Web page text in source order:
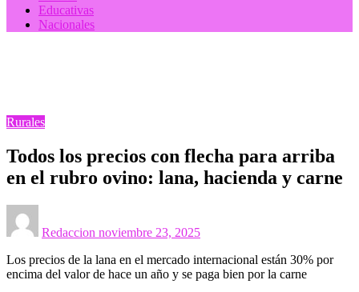
Educativas
Nacionales
Rurales
Todos los precios con flecha para arriba
en el rubro ovino: lana, hacienda y carne
Redaccion noviembre 23, 2025
Los precios de la lana en el mercado internacional están 30% por
encima del valor de hace un año y se paga bien por la carne